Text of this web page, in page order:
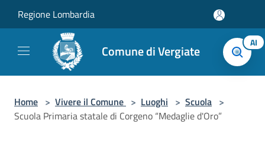
Regione Lombardia
Comune di Vergiate AI
Home > Vivere il Comune > Luoghi > Scuola >
Scuola Primaria statale di Corgeno “Medaglie d'Oro”